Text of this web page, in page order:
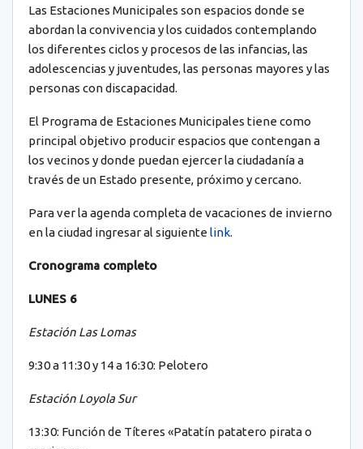
Las Estaciones Municipales son espacios donde se
abordan la convivencia y los cuidados contemplando
los diferentes ciclos y procesos de las infancias, las
adolescencias y juventudes, las personas mayores y las
personas con discapacidad.
El Programa de Estaciones Municipales tiene como
principal objetivo producir espacios que contengan a
los vecinos y donde puedan ejercer la ciudadanía a
través de un Estado presente, próximo y cercano.
Para ver la agenda completa de vacaciones de invierno
en la ciudad ingresar al siguiente link.
Cronograma completo
LUNES 6
Estación Las Lomas
9:30 a 11:30 y 14 a 16:30: Pelotero
Estación Loyola Sur
13:30: Función de Títeres «Patatín patatero pirata o